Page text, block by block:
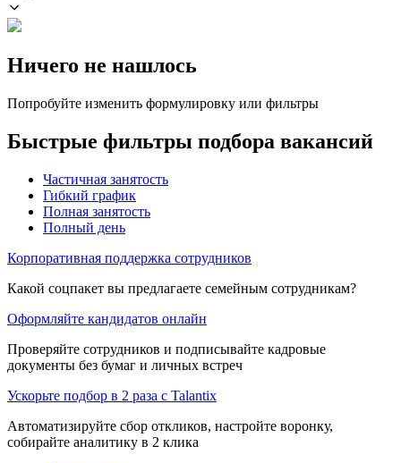
Ничего не нашлось
Попробуйте изменить формулировку или фильтры
Быстрые фильтры подбора вакансий
Частичная занятость
Гибкий график
Полная занятость
Полный день
Корпоративная поддержка сотрудников
Какой соцпакет вы предлагаете семейным сотрудникам?
Оформляйте кандидатов онлайн
Проверяйте сотрудников и подписывайте кадровые
документы без бумаг и личных встреч
Ускорьте подбор в 2 раза с Talantix
Автоматизируйте сбор откликов, настройте воронку,
собирайте аналитику в 2 клика